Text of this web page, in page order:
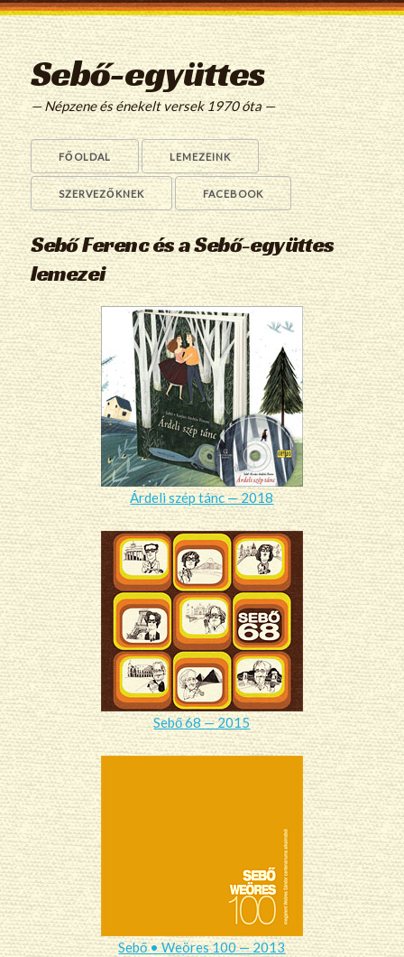
Sebő-együttes
— Népzene és énekelt versek 1970 óta —
FŐOLDAL LEMEZEINK
SZERVEZŐKNEK FACEBOOK
Sebő Ferenc és a Sebő-együttes
lemezei
Árdeli szép tánc — 2018
Sebő 68 — 2015
Sebő • Weöres 100 — 2013